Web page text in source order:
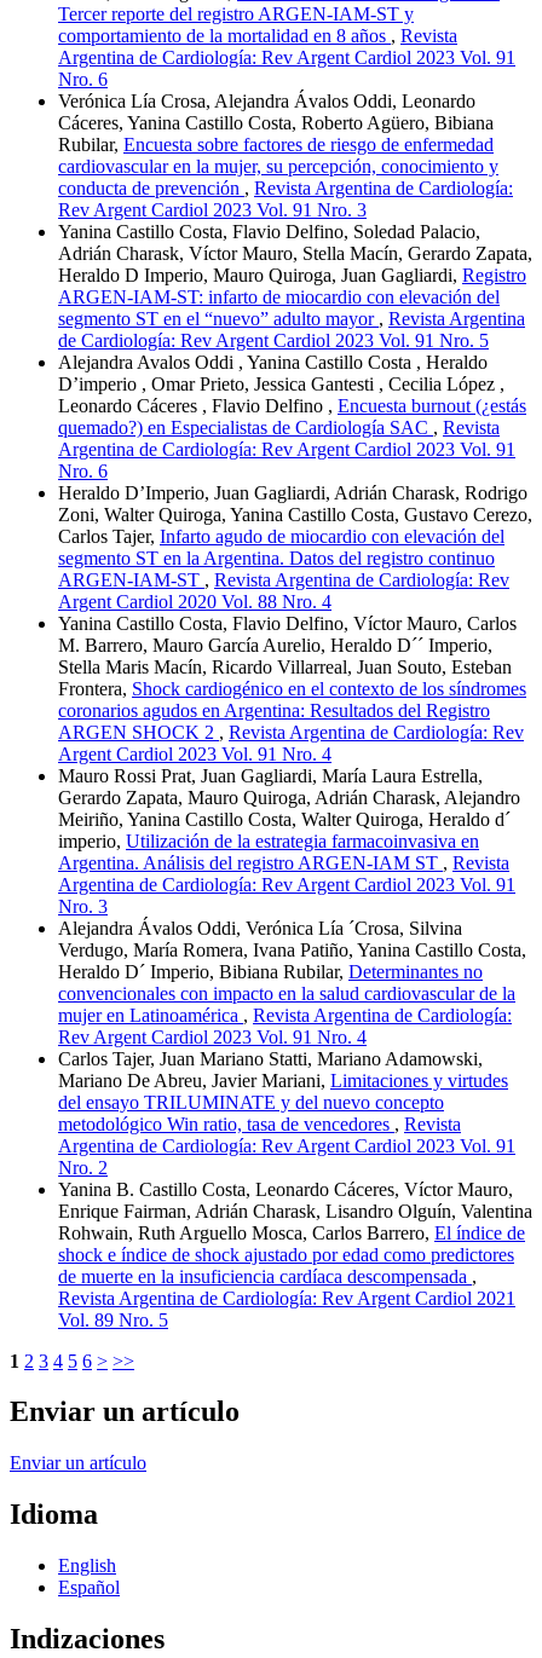
Tercer reporte del registro ARGEN-IAM-ST y
comportamiento de la mortalidad en 8 años , Revista
Argentina de Cardiología: Rev Argent Cardiol 2023 Vol. 91
Nro. 6
Verónica Lía Crosa, Alejandra Ávalos Oddi, Leonardo
Cáceres, Yanina Castillo Costa, Roberto Agüero, Bibiana
Rubilar, Encuesta sobre factores de riesgo de enfermedad
cardiovascular en la mujer, su percepción, conocimiento y
conducta de prevención , Revista Argentina de Cardiología:
Rev Argent Cardiol 2023 Vol. 91 Nro. 3
Yanina Castillo Costa, Flavio Delfino, Soledad Palacio,
Adrián Charask, Víctor Mauro, Stella Macín, Gerardo Zapata,
Heraldo D Imperio, Mauro Quiroga, Juan Gagliardi, Registro
ARGEN-IAM-ST: infarto de miocardio con elevación del
segmento ST en el “nuevo” adulto mayor , Revista Argentina
de Cardiología: Rev Argent Cardiol 2023 Vol. 91 Nro. 5
Alejandra Avalos Oddi , Yanina Castillo Costa , Heraldo
D’imperio , Omar Prieto, Jessica Gantesti , Cecilia López ,
Leonardo Cáceres , Flavio Delfino , Encuesta burnout (¿estás
quemado?) en Especialistas de Cardiología SAC , Revista
Argentina de Cardiología: Rev Argent Cardiol 2023 Vol. 91
Nro. 6
Heraldo D’Imperio, Juan Gagliardi, Adrián Charask, Rodrigo
Zoni, Walter Quiroga, Yanina Castillo Costa, Gustavo Cerezo,
Carlos Tajer, Infarto agudo de miocardio con elevación del
segmento ST en la Argentina. Datos del registro continuo
ARGEN-IAM-ST , Revista Argentina de Cardiología: Rev
Argent Cardiol 2020 Vol. 88 Nro. 4
Yanina Castillo Costa, Flavio Delfino, Víctor Mauro, Carlos
M. Barrero, Mauro García Aurelio, Heraldo D´´ Imperio,
Stella Maris Macín, Ricardo Villarreal, Juan Souto, Esteban
Frontera, Shock cardiogénico en el contexto de los síndromes
coronarios agudos en Argentina: Resultados del Registro
ARGEN SHOCK 2 , Revista Argentina de Cardiología: Rev
Argent Cardiol 2023 Vol. 91 Nro. 4
Mauro Rossi Prat, Juan Gagliardi, María Laura Estrella,
Gerardo Zapata, Mauro Quiroga, Adrián Charask, Alejandro
Meiriño, Yanina Castillo Costa, Walter Quiroga, Heraldo d´
imperio, Utilización de la estrategia farmacoinvasiva en
Argentina. Análisis del registro ARGEN-IAM ST , Revista
Argentina de Cardiología: Rev Argent Cardiol 2023 Vol. 91
Nro. 3
Alejandra Ávalos Oddi, Verónica Lía ´Crosa, Silvina
Verdugo, María Romera, Ivana Patiño, Yanina Castillo Costa,
Heraldo D´ Imperio, Bibiana Rubilar, Determinantes no
convencionales con impacto en la salud cardiovascular de la
mujer en Latinoamérica , Revista Argentina de Cardiología:
Rev Argent Cardiol 2023 Vol. 91 Nro. 4
Carlos Tajer, Juan Mariano Statti, Mariano Adamowski,
Mariano De Abreu, Javier Mariani, Limitaciones y virtudes
del ensayo TRILUMINATE y del nuevo concepto
metodológico Win ratio, tasa de vencedores , Revista
Argentina de Cardiología: Rev Argent Cardiol 2023 Vol. 91
Nro. 2
Yanina B. Castillo Costa, Leonardo Cáceres, Víctor Mauro,
Enrique Fairman, Adrián Charask, Lisandro Olguín, Valentina
Rohwain, Ruth Arguello Mosca, Carlos Barrero, El índice de
shock e índice de shock ajustado por edad como predictores
de muerte en la insuficiencia cardíaca descompensada ,
Revista Argentina de Cardiología: Rev Argent Cardiol 2021
Vol. 89 Nro. 5
1 2 3 4 5 6 > >>
Enviar un artículo
Enviar un artículo
Idioma
English
Español
Indizaciones